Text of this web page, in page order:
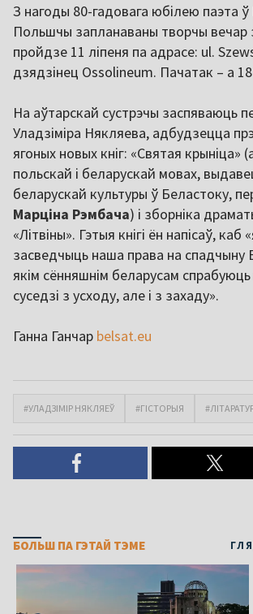
З нагоды 80-гадовага юбілею паэта
Польшчы запланаваны творчы вечар
пройдзе 11 ліпеня па адрасе: ul.
дзядзінец Ossolineum. Пачатак – а
На аўтарскай сустрэчы заспяваюць
Уладзіміра Някляева, адбудзецца
ягоных новых кніг: «Святая крыніца»
польскай і беларускай мовах,
беларускай культуры ў Беластоку,
Марціна Рэмбача) і зборніка
«Літвіны». Гэтыя кнігі ён напісаў, каб
засведчыць наша права на спадчыну
якім сённяшнім беларусам
суседзі з усходу, але і з захаду».
Ганна Ганчар belsat.eu
#УЛАДЗІМІР НЯКЛЯЕЎ #ГІСТОРЫЯ
БОЛЬШ ПА ГЭТАЙ ТЭМЕ